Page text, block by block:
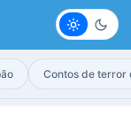
Claro
Contos de terror